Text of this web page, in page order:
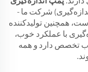
شرکت ما -
همچنین تولیدکننده
با عملکرد خوب،
تخصص دارد و همه